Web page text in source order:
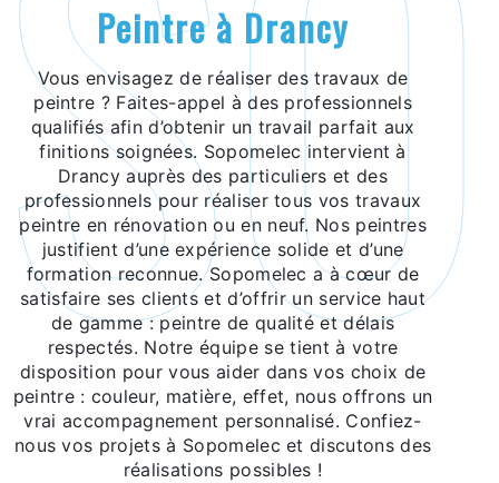
peintre à Drancy
Vous envisagez de réaliser des travaux de
peintre ? Faites-appel à des professionnels
qualifiés afin d’obtenir un travail parfait aux
finitions soignées. Sopomelec intervient à
Drancy auprès des particuliers et des
professionnels pour réaliser tous vos travaux
peintre en rénovation ou en neuf. Nos peintres
justifient d’une expérience solide et d’une
formation reconnue. Sopomelec a à cœur de
satisfaire ses clients et d’offrir un service haut
de gamme : peintre de qualité et délais
respectés. Notre équipe se tient à votre
disposition pour vous aider dans vos choix de
peintre : couleur, matière, effet, nous offrons un
vrai accompagnement personnalisé. Confiez-
nous vos projets à Sopomelec et discutons des
réalisations possibles !